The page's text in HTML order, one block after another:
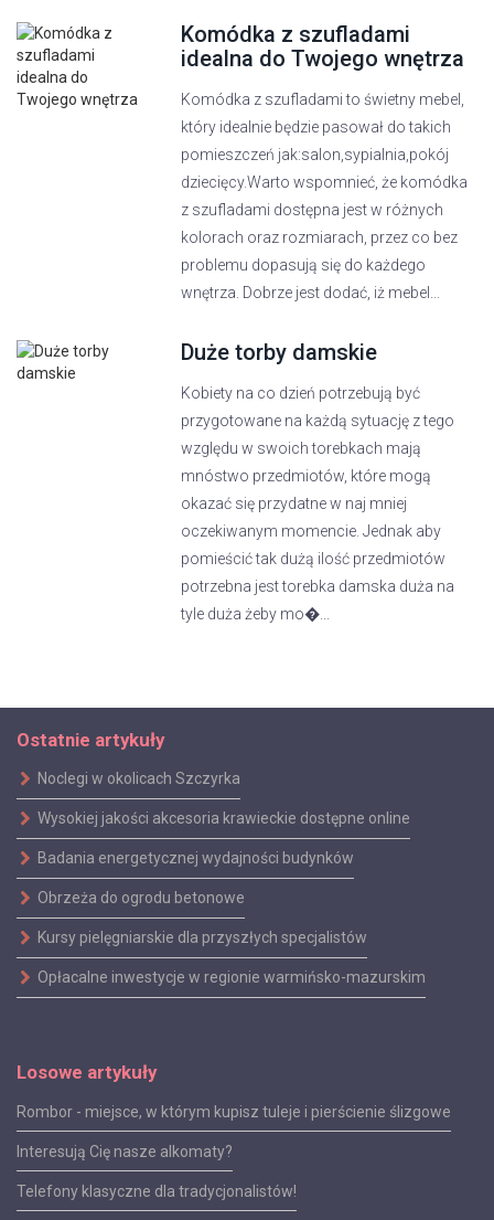
Komódka z szufladami
idealna do Twojego wnętrza
Komódka z szufladami to świetny mebel,
który idealnie będzie pasował do takich
pomieszczeń jak:salon,sypialnia,pokój
dziecięcy.Warto wspomnieć, że komódka
z szufladami dostępna jest w różnych
kolorach oraz rozmiarach, przez co bez
problemu dopasują się do każdego
wnętrza. Dobrze jest dodać, iż mebel...
Duże torby damskie
Kobiety na co dzień potrzebują być
przygotowane na każdą sytuację z tego
względu w swoich torebkach mają
mnóstwo przedmiotów, które mogą
okazać się przydatne w naj mniej
oczekiwanym momencie. Jednak aby
pomieścić tak dużą ilość przedmiotów
potrzebna jest torebka damska duża na
tyle duża żeby mo�...
Ostatnie artykuły
Noclegi w okolicach Szczyrka
Wysokiej jakości akcesoria krawieckie dostępne online
Badania energetycznej wydajności budynków
Obrzeża do ogrodu betonowe
Kursy pielęgniarskie dla przyszłych specjalistów
Opłacalne inwestycje w regionie warmińsko-mazurskim
Losowe artykuły
Rombor - miejsce, w którym kupisz tuleje i pierścienie ślizgowe
Interesują Cię nasze alkomaty?
Telefony klasyczne dla tradycjonalistów!